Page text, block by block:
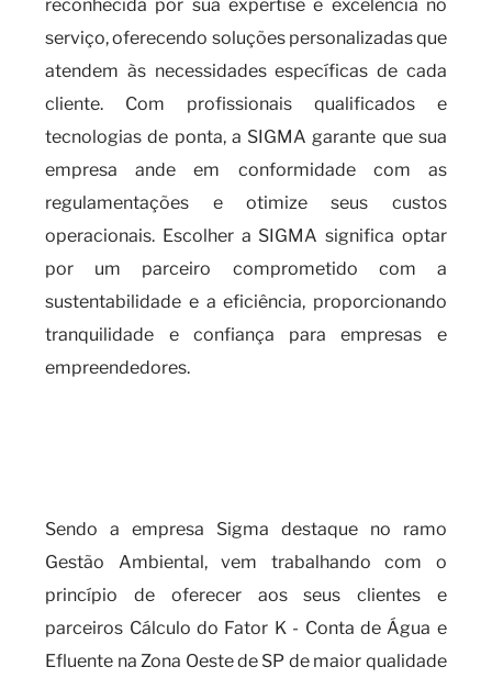
reconhecida por sua expertise e excelência no
serviço, oferecendo soluções personalizadas que
atendem às necessidades específicas de cada
cliente. Com profissionais qualificados e
tecnologias de ponta, a SIGMA garante que sua
empresa ande em conformidade com as
regulamentações e otimize seus custos
operacionais. Escolher a SIGMA significa optar
por um parceiro comprometido com a
sustentabilidade e a eficiência, proporcionando
tranquilidade e confiança para empresas e
empreendedores.
Sendo a empresa Sigma destaque no ramo
Gestão Ambiental, vem trabalhando com o
princípio de oferecer aos seus clientes e
parceiros Cálculo do Fator K - Conta de Água e
Efluente na Zona Oeste de SP de maior qualidade